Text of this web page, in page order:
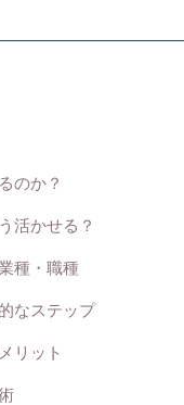
のか？
活かせる？
種・職種
なステップ
リット